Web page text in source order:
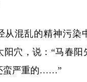
从混乱的精神污染
阳穴，说：“马春阳
蛮严重的……”